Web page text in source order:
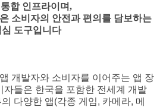
합 인프라이며,
소비자의 안전과 편의를 담보하는
심 도구입니다
개발자와 소비자를 이어주는 앱 장
자들은 한국을 포함한 전세계 개발
다양한 앱(각종 게임, 카메라, 메